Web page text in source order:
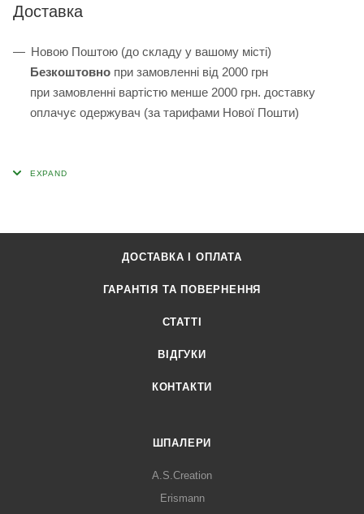
Доставка
Новою Поштою (до складу у вашому місті)
Безкоштовно при замовленні від 2000 грн
при замовленні вартістю менше 2000 грн. доставку
оплачує одержувач (за тарифами Нової Пошти)
ДОСТАВКА І ОПЛАТА
ГАРАНТІЯ ТА ПОВЕРНЕННЯ
СТАТТІ
ВІДГУКИ
КОНТАКТИ
ШПАЛЕРИ
A.S.Creation
Erismann